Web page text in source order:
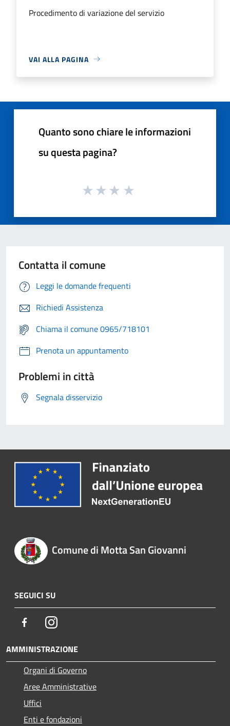
Procedimento di variazione del servizio
VAI ALLA PAGINA
Quanto sono chiare le informazioni
su questa pagina?
Contatta il comune
Leggi le domande frequenti
Richiedi Assistenza
Chiama il comune 0965/718101
Prenota un appuntamento
Problemi in città
Segnala disservizio
Comune di Motta San Giovanni
SEGUICI SU
FacebookInstagram
AMMINISTRAZIONE
Organi di Governo
Aree Amministrative
Uffici
Enti e fondazioni